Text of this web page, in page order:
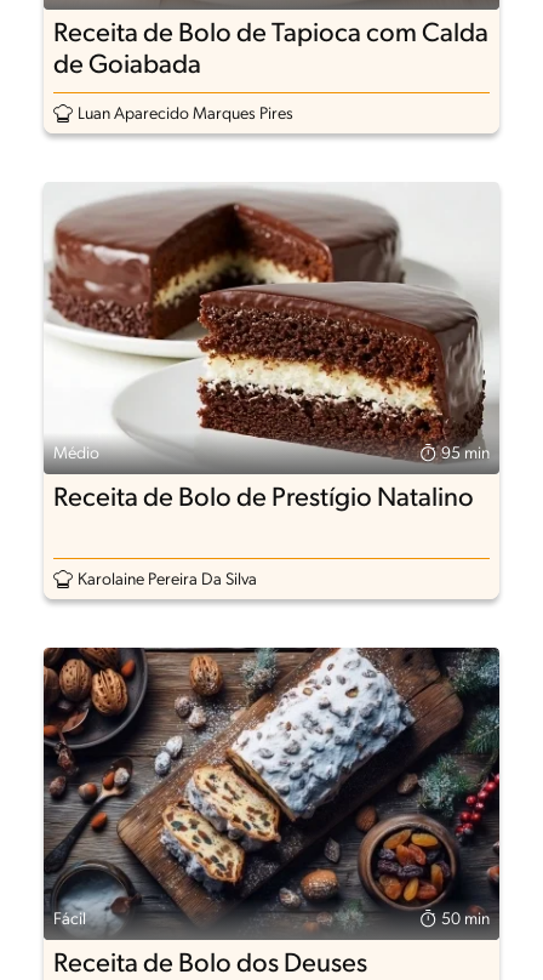
Receita de Bolo de Tapioca com Calda
de Goiabada
Luan Aparecido Marques Pires
Médio 95 min
Receita de Bolo de Prestígio Natalino
Karolaine Pereira Da Silva
Fácil 50 min
Receita de Bolo dos Deuses